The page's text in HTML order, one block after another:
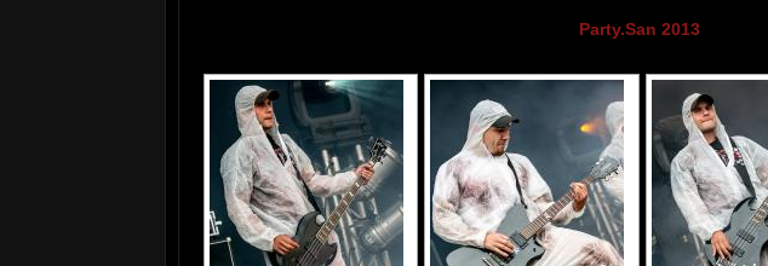
Party.San 2013